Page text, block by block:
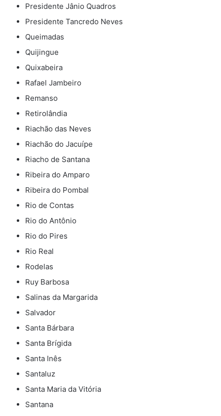
Presidente Jânio Quadros
Presidente Tancredo Neves
Queimadas
Quijingue
Quixabeira
Rafael Jambeiro
Remanso
Retirolândia
Riachão das Neves
Riachão do Jacuípe
Riacho de Santana
Ribeira do Amparo
Ribeira do Pombal
Rio de Contas
Rio do Antônio
Rio do Pires
Rio Real
Rodelas
Ruy Barbosa
Salinas da Margarida
Salvador
Santa Bárbara
Santa Brígida
Santa Inês
Santaluz
Santa Maria da Vitória
Santana